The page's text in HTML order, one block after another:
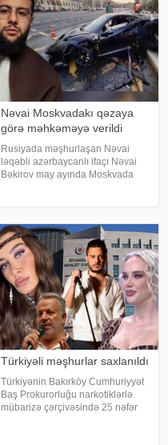
Nəvai Moskvadakı qəzaya
görə məhkəməyə verildi
Rusiyada məşhurlaşan Nəvai
ləqəbli azərbaycanlı ifaçı Nəvai
Bəkirov may ayında Moskvada
görə məhkəməyə verilib. Bu
barədə TASS məlumat yayıb
Türkiyəli məşhurlar saxlanıldı
Türkiyənin Bakırköy Cumhuriyyət
Baş Prokurorluğu narkotiklərlə
mübarizə çərçivəsində 25 nəfər